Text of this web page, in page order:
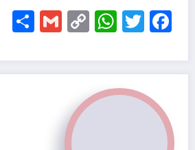
Facebook
Twitter
WhatsApp
Copy
Gmail